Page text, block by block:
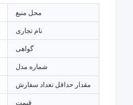
محل منبع
نام تجاری
گواهی
شماره مدل
مقدار حداقل تعداد سفارش
قیمت